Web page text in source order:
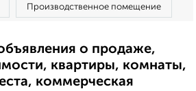
Производственное помещение
о продаже,
квартиры, комнаты,
коммерческая